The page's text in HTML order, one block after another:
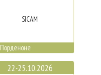
SICAM
Порденоне
22-25.10.2026